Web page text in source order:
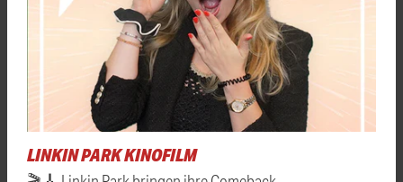
LINKIN PARK KINOFILM